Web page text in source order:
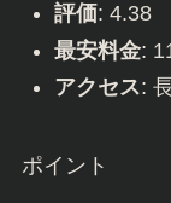
評価: 4.38
最安料金:
アクセス:
ポイント